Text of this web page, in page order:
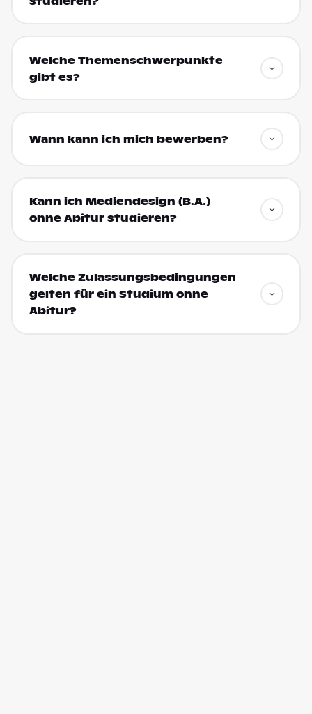
Welche Themenschwerpunkte
gibt es?
Wann kann ich mich bewerben?
Kann ich Mediendesign (B.A.)
ohne Abitur studieren?
Welche Zulassungsbedingungen
gelten für ein Studium ohne
Abitur?